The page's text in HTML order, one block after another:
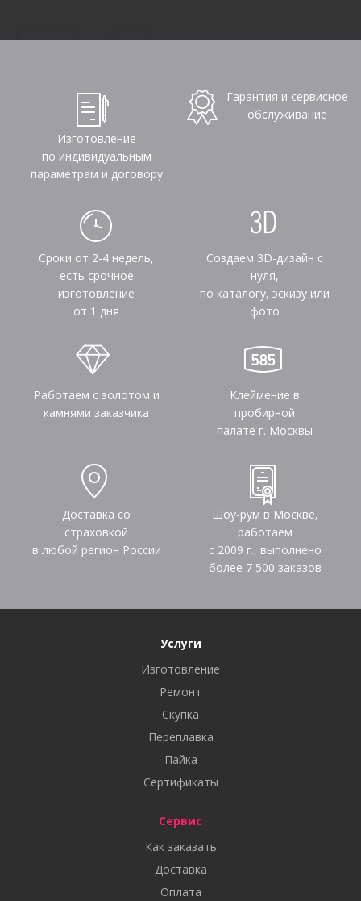
Изготовление
по индивидуальным
параметрам и договору
Гарантия и сервисное
обслуживание
Сроки от 2-4 недель,
есть срочное
изготовление
от 1 дня
Создаем 3D-дизайн с
нуля,
по каталогу, эскизу или
фото
Работаем с золотом и
камнями заказчика
Клеймение в
пробирной
палате г. Москвы
Доставка со
страховкой
в любой регион России
Шоу-рум в Москве,
работаем
с 2009 г., выполнено
более 7 500 заказов
Услуги
Изготовление
Ремонт
Скупка
Переплавка
Пайка
Сертификаты
Сервис
Как заказать
Доставка
Оплата